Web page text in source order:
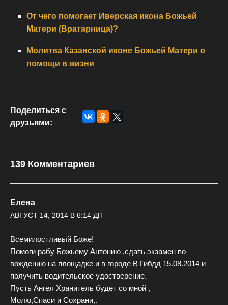
От чего помогает Иверская икона Божьей
Матери (Вратарница)?
Молитва Казанской иконе Божьей Матери о
помощи в жизни
Поделиться с
друзьями:
139 Комментариев
Елена
АВГУСТ 14, 2014 В 6:14 ДП
Всемилостливый Боже!
Помоги рабу Божьему Антонию ,сдать экзамен по
вождению на площадке и в городе В Гибдд 15.08.2014 и
получить водительское удостверение.
Пусть Ангел Хранитель будет со мной ,
Молю,Спаси и Сохрани,.